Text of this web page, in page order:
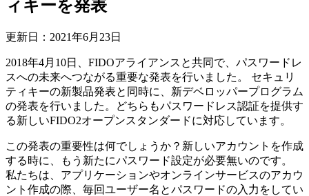
ィキーを発表
更新日：2021年6月23日
2018年4月10日、FIDOアライアンスと共同で、パスワードレ
スへの未来へつながる重要な発表を行いました。 セキュリ
ティキーの新製品発表と同時に、新デベロッパープログラム
の発表を行いました。どちらもパスワードレス認証を提供す
る新しいFIDO2オープンスタンダードに対応しています。
この発表の重要性は何でしょうか？新しいアカウントを作成
する時に、もう新たにパスワード設定が必要無いのです。
私たちは、アプリケーションやオンラインサービスのアカウ
ント作成の際、毎回ユーザー名とパスワードの入力をしてい